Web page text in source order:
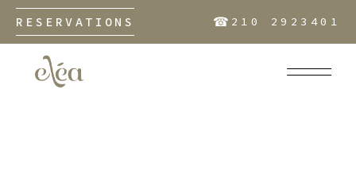
RESERVATIONS ☎︎ 210 2923401